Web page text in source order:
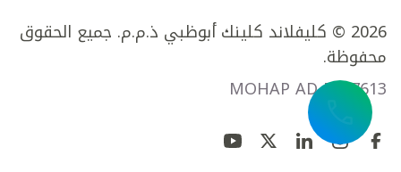
2026 © كليفلاند كلينك أبوظبي ذ.م.م. جميع الحقوق
محفوظة.
MOHAP AD FR27613